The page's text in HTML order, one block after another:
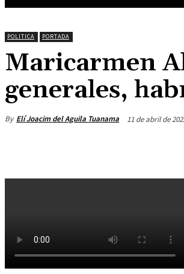
POLITICA PORTADA
Maricarmen
generales,
By Elí Joacim del Aguila Tuanama 11 de abril de